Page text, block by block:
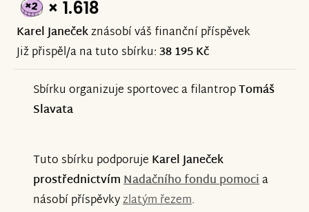
× 1.618
Karel Janečekznásobí váš finanční příspěvek
Již přispěl/a na tuto sbírku:38 195 Kč
Sbírku organizuje sportovec a filantropTomáš
Slavata
Tuto sbírku podporuje Karel Janeček
prostřednictvímNadačního fondu pomocia
násobí příspěvkyzlatým řezem.